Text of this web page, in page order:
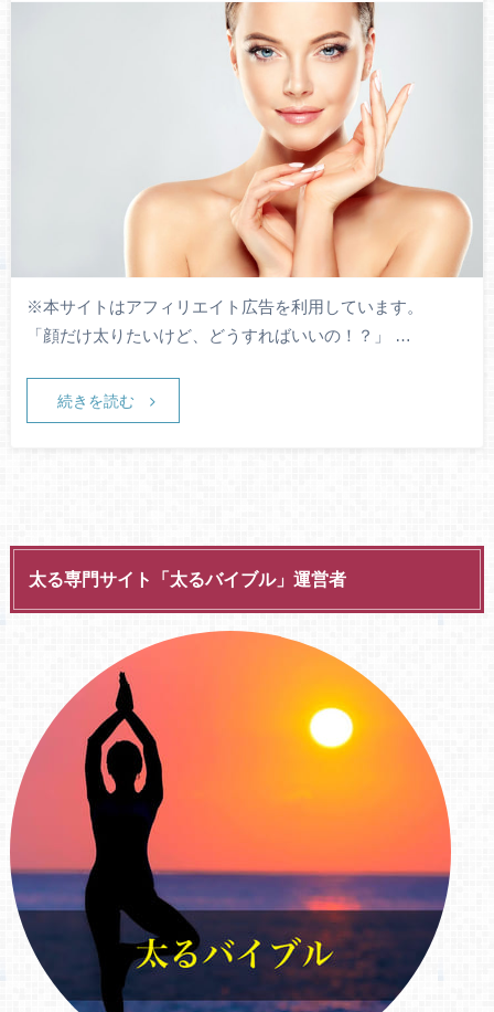
※本サイトはアフィリエイト広告を利用しています。
「顔だけ太りたいけど、どうすればいいの！？」 …
続きを読む
太る専門サイト「太るバイブル」運営者